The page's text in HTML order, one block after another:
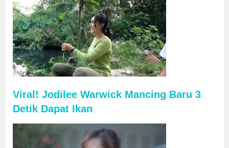
Viral! Jodilee Warwick Mancing Baru 3
Detik Dapat Ikan